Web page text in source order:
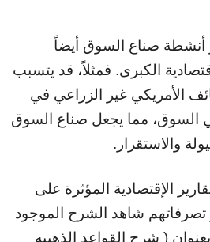
أنشطة صناع السوق أيضاً
الكبرى. فمثلاً، قد يتسبب
الأمريكي غير الزراعي في
السوق، مما يجعل صناع السوق
والاستقرار.
الإقتصادية المؤثرة على
شاهد الشرح الموجود
( شرح القواعد الذهبيه